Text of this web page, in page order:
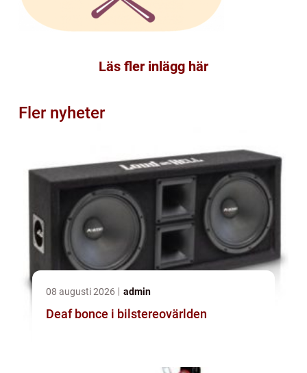
Läs fler inlägg här
Fler nyheter
08 augusti 2026 admin
Deaf bonce i bilstereovärlden